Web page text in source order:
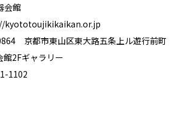
会館
kyototoujikikaikan.or.jp
京都市東山区東大路五条上ル遊行前町
2Fギャラリー
1102